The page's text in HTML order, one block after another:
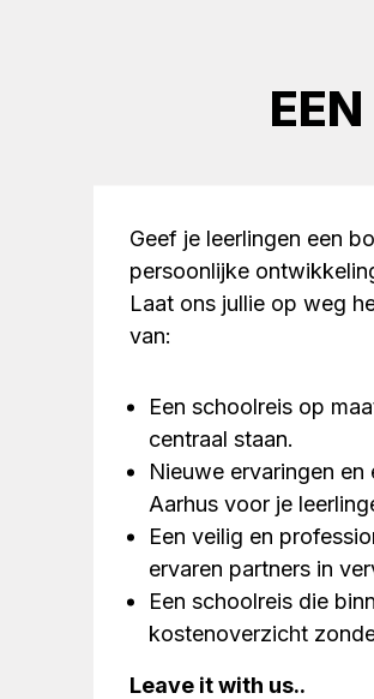
Geef je leerlingen een
persoonlijke
Laat ons jullie op weg
van:
Een schoolreis op
centraal staan.
Nieuwe ervaringen
Aarhus voor je
Een veilig en
ervaren partners in
Een schoolreis die
kostenoverzicht
Leave it with us..